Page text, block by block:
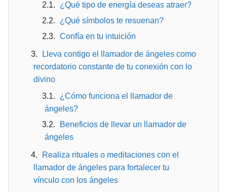
¿Qué tipo de energía deseas atraer?
¿Qué símbolos te resuenan?
Confía en tu intuición
Lleva contigo el llamador de ángeles como
recordatorio constante de tu conexión con lo
divino
¿Cómo funciona el llamador de
ángeles?
Beneficios de llevar un llamador de
ángeles
Realiza rituales o meditaciones con el
llamador de ángeles para fortalecer tu
vínculo con los ángeles